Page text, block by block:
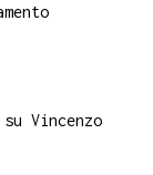
Vincenzo